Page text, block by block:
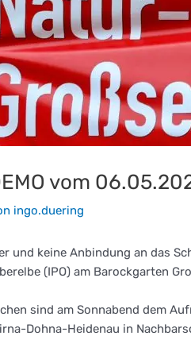
vom
ingo.duering
und keine Anbindung an das
(IPO) am Barockgarten
sind am Sonnabend dem
Dohna-Heidenau in